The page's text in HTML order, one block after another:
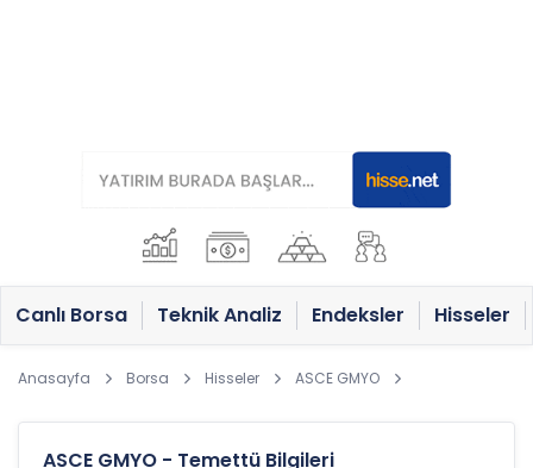
Canlı Borsa Teknik Analiz Endeksler Hisseler
Anasayfa Borsa Hisseler ASCE GMYO
ASCE GMYO - Temettü Bilgileri